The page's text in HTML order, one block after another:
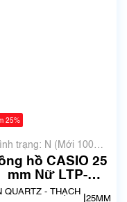
25%
trạng: N (Mới 100%
chưa qua sử dụng)
hồ CASIO 25
mm Nữ LTP-
1BUDF
QUARTZ - THẠCH
25MM